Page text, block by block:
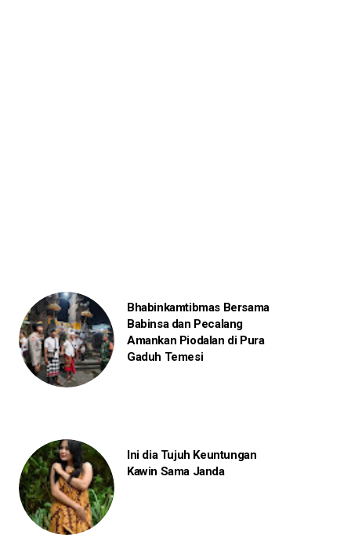
Bhabinkamtibmas Bersama
Babinsa dan Pecalang
Amankan Piodalan di Pura
Gaduh Temesi
Ini dia Tujuh Keuntungan
Kawin Sama Janda